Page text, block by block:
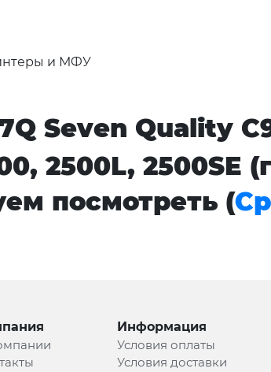
и МФУ
Seven Quality
2500L, 2500SE
посмотреть (
Информация
Условия оплаты
Условия доставки